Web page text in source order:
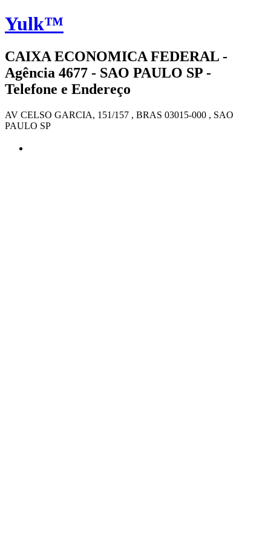
Yulk™
CAIXA ECONOMICA FEDERAL -
Agência 4677 - SAO PAULO SP -
Telefone e Endereço
AV CELSO GARCIA, 151/157 , BRAS 03015-000 , SAO
PAULO SP